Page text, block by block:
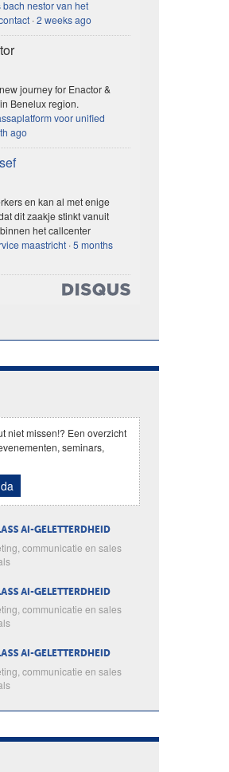
nestor van het
·2 weeks ago
journey for Enactor &
Benelux region.
voor unified
ago
en kan al met enige
dit zaakje stinkt vanuit
het callcenter
maastricht ·5 months
niet missen!? Een overzicht
seminars,
AI-GELETTERDHEID
communicatie en sales
AI-GELETTERDHEID
communicatie en sales
AI-GELETTERDHEID
communicatie en sales